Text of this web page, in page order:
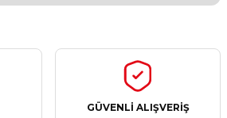
Yorum Yaz
henüz soru sorulmamış.
GÜVENLİ ALIŞVERİŞ